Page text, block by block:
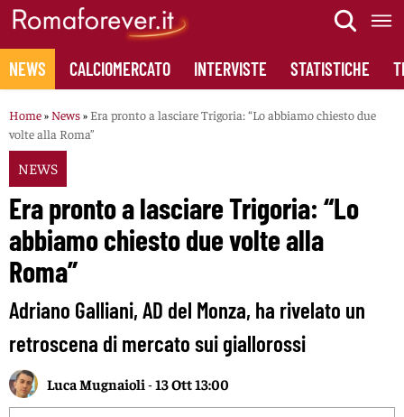
Skip
content
NEWS CALCIOMERCATO INTERVISTE STATISTICHE
Home» News» Era pronto a lasciare Trigoria: “Lo abbiamo chiesto due
volte alla Roma”
NEWS
Era pronto a lasciare Trigoria: “Lo
abbiamo chiesto due volte alla
Roma”
Adriano Galliani, AD del Monza, ha rivelato un
retroscena di mercato sui giallorossi
Luca Mugnaioli -13 Ott 13:00